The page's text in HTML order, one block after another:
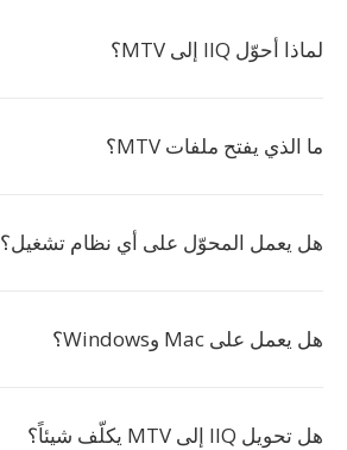
لماذا أحوّل IIQ إلى MTV؟
ما الذي يفتح ملفات MTV؟
هل يعمل المحوّل على أي نظام تشغيل؟
هل يعمل على Mac وWindows؟
هل تحويل IIQ إلى MTV يكلّف شيئاً؟